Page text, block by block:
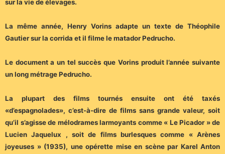
sur la vie de élevages.
La même année, Henry Vorins adapte un texte de Théophile
Gautier sur la corrida et il filme le matador Pedrucho.
Le document a un tel succès que Vorins produit l’année suivante
un long métrage Pedrucho.
La plupart des films tournés ensuite ont été taxés
«d’espagnolades», c’est-à-dire de films sans grande valeur, soit
qu’il s’agisse de mélodrames larmoyants comme « Le Picador » de
Lucien Jaquelux , soit de films burlesques comme « Arènes
joyeuses » (1935), une opérette mise en scène par Karel Anton